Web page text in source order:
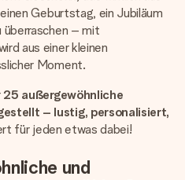
Uhr
13:00 Uhr
Geburtstag, ein Jubiläum
überraschen – mit
aus einer kleinen
Moment.
25 außergewöhnliche
– lustig, personalisiert,
für jeden etwas dabei!
und